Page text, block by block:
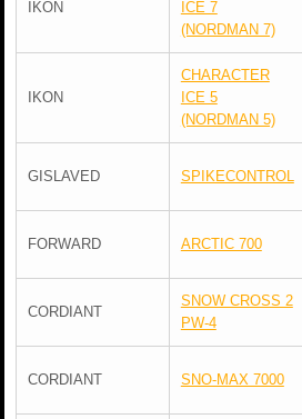
IKON
ICE 7
(NORDMAN 7)
IKON
CHARACTER
ICE 5
(NORDMAN 5)
GISLAVED SPIKECONTROL
FORWARD ARCTIC 700
CORDIANT
SNOW CROSS 2
PW-4
CORDIANT SNO-MAX 7000